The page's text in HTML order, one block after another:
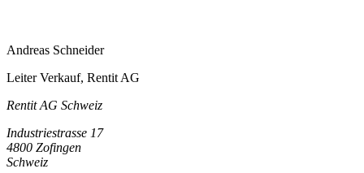
Andreas Schneider
Leiter Verkauf, Rentit AG
Rentit AG Schweiz
Industriestrasse 17
4800 Zofingen
Schweiz